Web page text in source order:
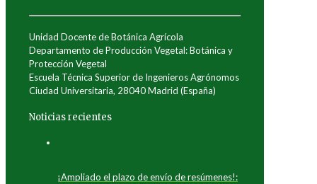
Unidad Docente de Botánica Agrícola
Departamento de Producción Vegetal: Botánica y
Protección Vegetal
Escuela Técnica Superior de Ingenieros Agrónomos
Ciudad Universitaria, 28040 Madrid (España)
Noticias recientes
¡Ampliado el plazo de envío de resúmenes!: